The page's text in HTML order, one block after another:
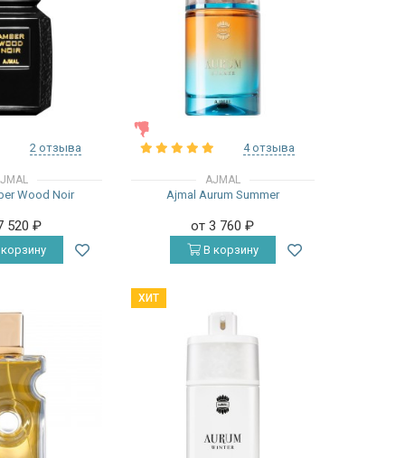
2 отзыва
Wood Noir
520₽
4 отзыва
AJMAL
Ajmal Aurum Summer
от 3 760₽
В корзину
ХИТ